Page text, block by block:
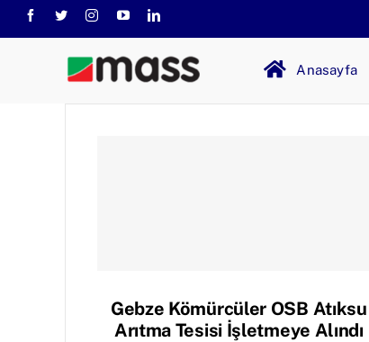
Skip
to
Anasayfa
Gebze Kömürcüler OSB Atıksu
Arıtma Tesisi İşletmeye Alındı